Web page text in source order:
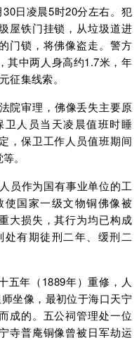
日凌晨5时20分左右。犯
屋铁门挂锁，从垃圾道进
门锁，将佛像盗走。警方
其中两人身高约1.7米，年
征集线索。
院审理，佛像丢失主要原
人员当天凌晨值班时睡
，保卫工作人员值班期间
。
员作为国有事业单位的工
国家一级文物铜佛像被
大损失，其行为均已构成
有期徒刑二年、缓刑二
五年（1889年）重修，人
坐像，最初位于海口天宁
成的。五公祠管理处一位
寺普庵铜像曾被日军劫运